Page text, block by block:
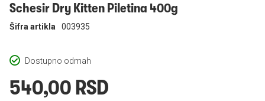
Schesir Dry Kitten Piletina 400g
Dostupno odmah
Šifra artikla 003935
540,00 RSD